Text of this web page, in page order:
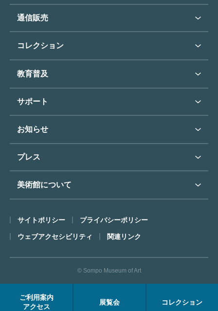
ご利用案内
アクセス
展覧会 コレクション
開館時間・休館日
アクセス
団体のご利用について
バリアフリー／小さなお子様
フロアマップ
ミュージアムショップ
カフェ
展覧会・イベントトップ
次回の展覧会
展覧会スケジュール
過去の展覧会
通信販売
通信販売トップ
コレクション
コレクショントップ
東郷青児
コレクションハイライト
教育普及
教育普及トップ
オンラインで美術鑑賞
博物館実習について
サポート
よくあるご質問
東郷⻘児作品著作権申請
お知らせ
お知らせトップ
プレス
プレスリリーストップ
美術館について
ごあいさつ
コンセプト
沿革
FACEアーカイブス
サイトポリシー プライバシーポリシー
ウェブアクセシビリティ 関連リンク
© Sompo Museum of Art